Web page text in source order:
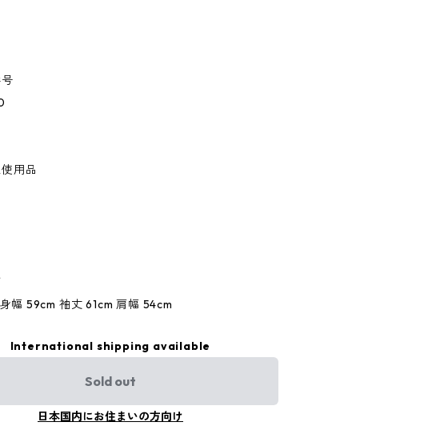
用品
幅 59cm 袖丈 61cm 肩幅 54cm
International shipping available
Sold out
日本国内にお住まいの方向け